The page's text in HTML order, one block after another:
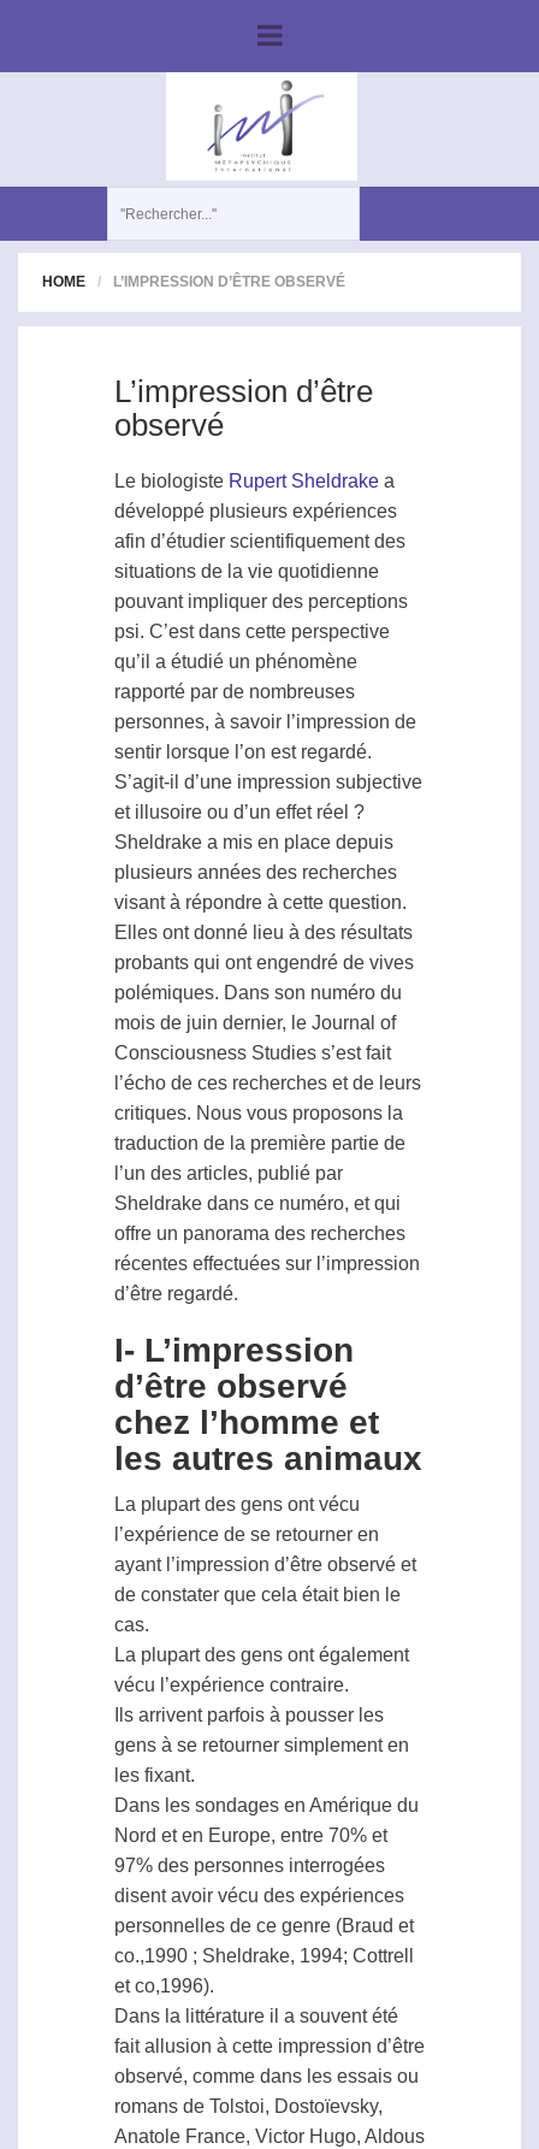
HOME L’IMPRESSION D’ÊTRE OBSERVÉ
L’impression d’être
observé
Le biologiste Rupert Sheldrake a
développé plusieurs expériences
afin d’étudier scientifiquement des
situations de la vie quotidienne
pouvant impliquer des perceptions
psi. C’est dans cette perspective
qu’il a étudié un phénomène
rapporté par de nombreuses
personnes, à savoir l’impression de
sentir lorsque l’on est regardé.
S’agit-il d’une impression subjective
et illusoire ou d’un effet réel ?
Sheldrake a mis en place depuis
plusieurs années des recherches
visant à répondre à cette question.
Elles ont donné lieu à des résultats
probants qui ont engendré de vives
polémiques. Dans son numéro du
mois de juin dernier, le Journal of
Consciousness Studies s’est fait
l’écho de ces recherches et de leurs
critiques. Nous vous proposons la
traduction de la première partie de
l’un des articles, publié par
Sheldrake dans ce numéro, et qui
offre un panorama des recherches
récentes effectuées sur l’impression
d’être regardé.
I- L’impression
d’être observé
chez l’homme et
les autres animaux
La plupart des gens ont vécu
l’expérience de se retourner en
ayant l’impression d’être observé et
de constater que cela était bien le
cas.
La plupart des gens ont également
vécu l’expérience contraire.
Ils arrivent parfois à pousser les
gens à se retourner simplement en
les fixant.
Dans les sondages en Amérique du
Nord et en Europe, entre 70% et
97% des personnes interrogées
disent avoir vécu des expériences
personnelles de ce genre (Braud et
co.,1990 ; Sheldrake, 1994; Cottrell
et co,1996).
Dans la littérature il a souvent été
fait allusion à cette impression d’être
observé, comme dans les essais ou
romans de Tolstoi, Dostoïevsky,
Anatole France, Victor Hugo, Aldous